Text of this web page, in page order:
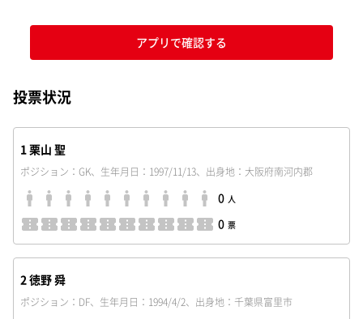
アプリで確認する
投票状況
1 栗山 聖
ポジション：GK、生年月日：1997/11/13、出身地：大阪府南河内郡
0 人
0 票
2 徳野 舜
ポジション：DF、生年月日：1994/4/2、出身地：千葉県富里市